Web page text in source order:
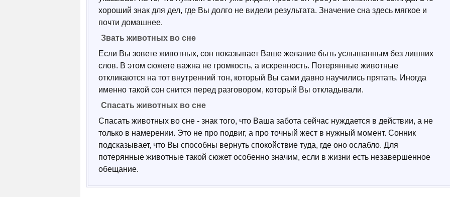
хороший знак для дел, где Вы долго не видели результата. Значение сна здесь мягкое и
почти домашнее.
Звать животных во сне
Если Вы зовете животных, сон показывает Ваше желание быть услышанным без лишних
слов. В этом сюжете важна не громкость, а искренность. Потерянные животные
откликаются на тот внутренний тон, который Вы сами давно научились прятать. Иногда
именно такой сон снится перед разговором, который Вы откладывали.
Спасать животных во сне
Спасать животных во сне - знак того, что Ваша забота сейчас нуждается в действии, а не
только в намерении. Это не про подвиг, а про точный жест в нужный момент. Сонник
подсказывает, что Вы способны вернуть спокойствие туда, где оно ослабло. Для
потерянные животные такой сюжет особенно значим, если в жизни есть незавершенное
обещание.